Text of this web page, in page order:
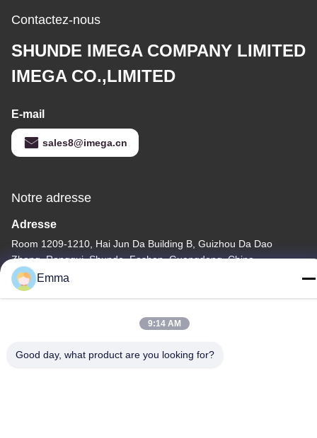
Contactez-nous
SHUNDE IMEGA COMPANY LIMITED
IMEGA CO.,LIMITED
E-mail
sales8@imega.cn
Notre adresse
Adresse
Room 1209-1210, Hai Jun Da Building B, Guizhou Da Dao
Zhong, Ronggui, Shunde, Foshan, Guangdong, China
Télégramme
Emma
9:14 AM
Good day, what product are you looking for?